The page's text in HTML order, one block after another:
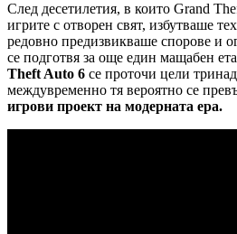
След десетилетия, в които Grand
игрите с отворен свят, избутваше
редовно предизвикваше спорове и
се подготвя за още един мащабен
Theft Auto 6 се проточи цели
междувременно тя вероятно се
игрови проект на модерната ера.